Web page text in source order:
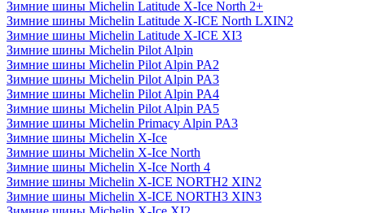
Зимние шины Michelin Latitude X-Ice North 2+
Зимние шины Michelin Latitude X-ICE North LXIN2
Зимние шины Michelin Latitude X-ICE XI3
Зимние шины Michelin Pilot Alpin
Зимние шины Michelin Pilot Alpin PA2
Зимние шины Michelin Pilot Alpin PA3
Зимние шины Michelin Pilot Alpin PA4
Зимние шины Michelin Pilot Alpin PA5
Зимние шины Michelin Primacy Alpin PA3
Зимние шины Michelin X-Ice
Зимние шины Michelin X-Ice North
Зимние шины Michelin X-Ice North 4
Зимние шины Michelin X-ICE NORTH2 XIN2
Зимние шины Michelin X-ICE NORTH3 XIN3